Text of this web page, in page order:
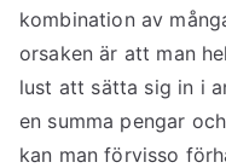
kombination av
orsaken är att man
lust att sätta sig in i
en summa pengar
kan man förvisso